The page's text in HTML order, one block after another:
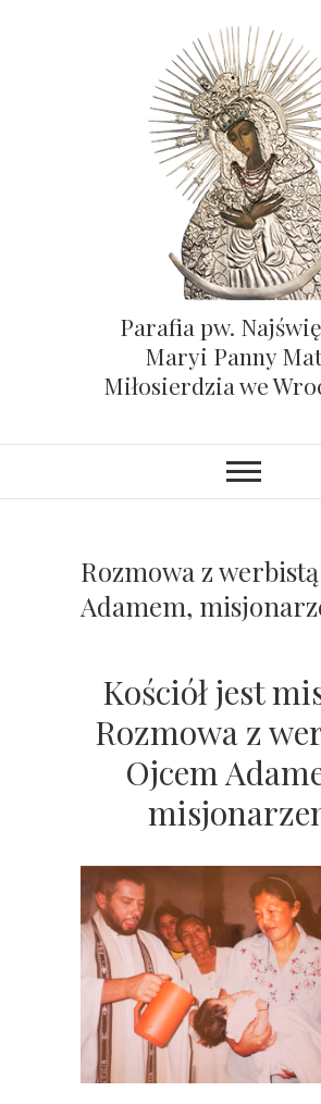
Parafia pw.
Maryi Panny
Miłosierdzia we
Rozmowa z
Adamem,
Kościół jest
Rozmowa z
Ojcem